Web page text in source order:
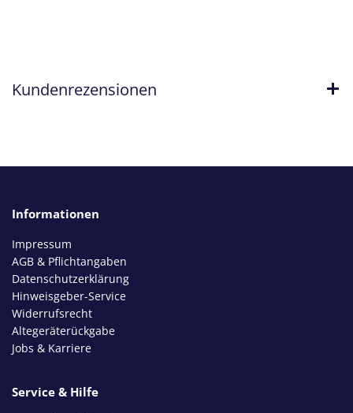
Kundenrezensionen
Informationen
Impressum
AGB & Pflichtangaben
Datenschutzerklärung
Hinweisgeber-Service
Widerrufsrecht
Altegeräterückgabe
Jobs & Karriere
Service & Hilfe